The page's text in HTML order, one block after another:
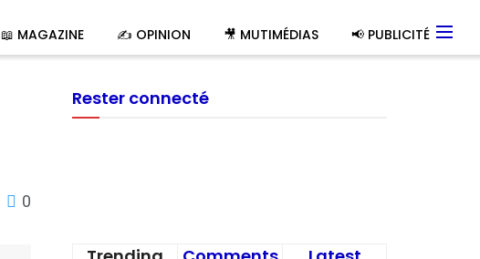
📖 MAGAZINE ✍️ OPINION 🎥 MUTIMÉDIAS 📢 PUBLICITÉ
0
Rester connecté